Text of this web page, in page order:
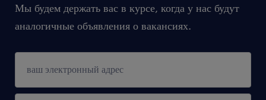
Мы будем держать вас в курсе, когда у нас будут
аналогичные объявления о вакансиях.